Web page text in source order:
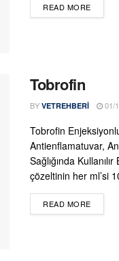
READ MOREDETAILS
Tobrofin
BY VETREHBERI 01/
Tobrofin
Antienflamatuvar,
Sağlığında
çözeltinin her ml’si
READ MOREDETAILS